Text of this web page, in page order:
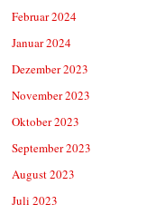
Februar 2024
Januar 2024
Dezember 2023
November 2023
Oktober 2023
September 2023
August 2023
Juli 2023